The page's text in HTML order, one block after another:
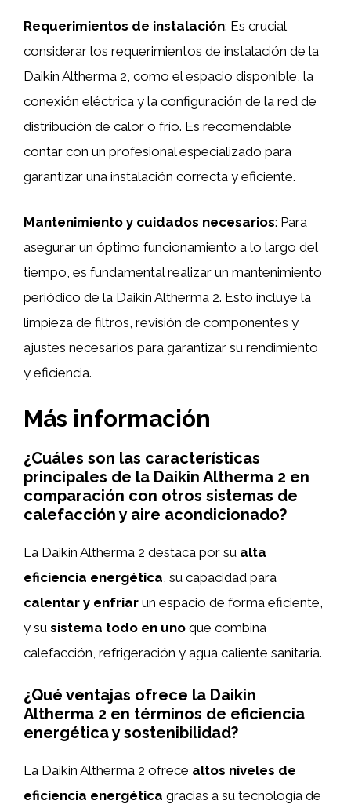
Requerimientos de instalación: Es crucial
considerar los requerimientos de instalación de la
Daikin Altherma 2, como el espacio disponible, la
conexión eléctrica y la configuración de la red de
distribución de calor o frío. Es recomendable
contar con un profesional especializado para
garantizar una instalación correcta y eficiente.
Mantenimiento y cuidados necesarios: Para
asegurar un óptimo funcionamiento a lo largo del
tiempo, es fundamental realizar un mantenimiento
periódico de la Daikin Altherma 2. Esto incluye la
limpieza de filtros, revisión de componentes y
ajustes necesarios para garantizar su rendimiento
y eficiencia.
Más información
¿Cuáles son las características
principales de la Daikin Altherma 2 en
comparación con otros sistemas de
calefacción y aire acondicionado?
La Daikin Altherma 2 destaca por su alta
eficiencia energética, su capacidad para
calentar y enfriar un espacio de forma eficiente,
y su sistema todo en uno que combina
calefacción, refrigeración y agua caliente sanitaria.
¿Qué ventajas ofrece la Daikin
Altherma 2 en términos de eficiencia
energética y sostenibilidad?
La Daikin Altherma 2 ofrece altos niveles de
eficiencia energética gracias a su tecnología de